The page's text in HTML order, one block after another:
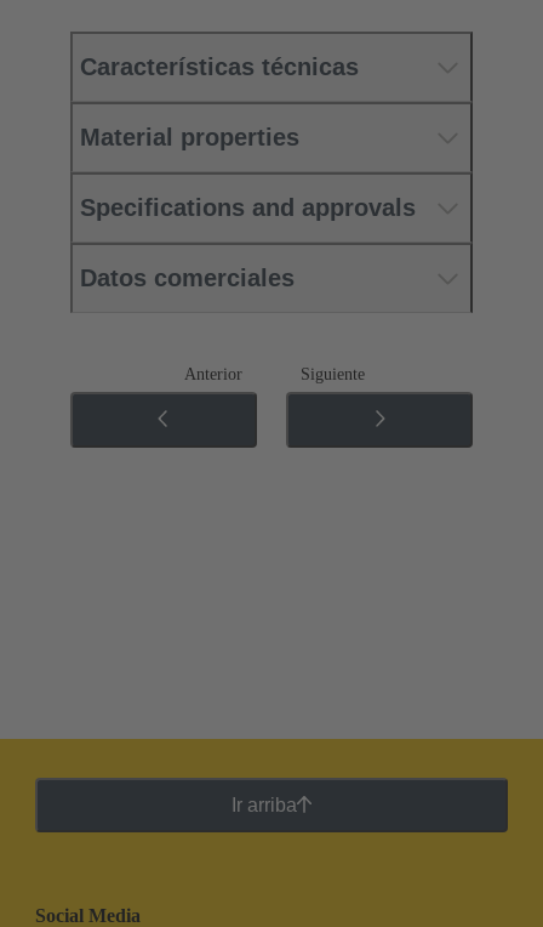
Características técnicas
Material properties
Specifications and approvals
Datos comerciales
Anterior Siguiente
Ir arriba
Social Media